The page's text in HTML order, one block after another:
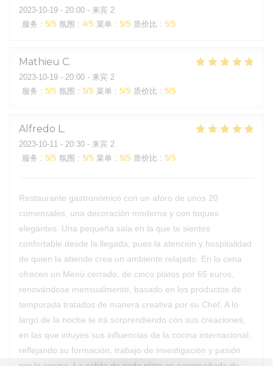
2023-10-19 - 20:00 - 来宾 2
服务 : 5/5 氛围 : 4/5 菜单 : 5/5 质价比 : 5/5
Mathieu C
2023-10-19 - 20:00 - 来宾 2
服务 : 5/5 氛围 : 5/5 菜单 : 5/5 质价比 : 5/5
Alfredo L
2023-10-11 - 20:30 - 来宾 2
服务 : 5/5 氛围 : 5/5 菜单 : 5/5 质价比 : 5/5
Restaurante gastronómico con un aforo de unos 20
comensales, una decoración moderna y con toques
elegantes. Una pequeña sala en la que te sientes
confortable desde la llegada, pues la atención y hospitalidad
de quien la atiende crea un ambiente relajado. En la cena
ofrecen un Menú cerrado, de cinco platos por 65 euros,
renovándose mensualmente, basado en los productos de
temporada tratados de manera creativa por su Chef. A lo
largo de la noche te irá sorprendiendo con sus creaciones,
en las que intuyes sus influencias de la cocina internacional,
reflejando su formación, trabajo de investigación y pasión